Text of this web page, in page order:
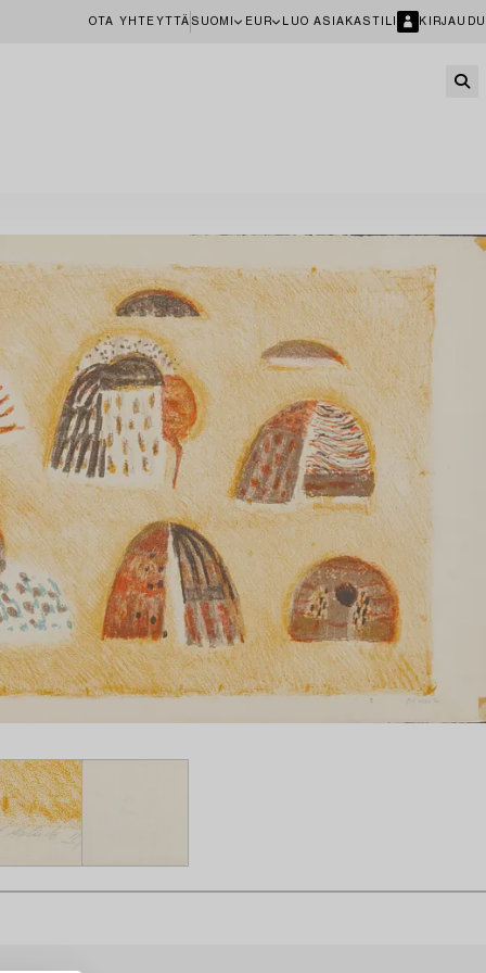
OTA YHTEYTTÄ SUOMI EUR LUO ASIAKASTILI KIRJAUDU